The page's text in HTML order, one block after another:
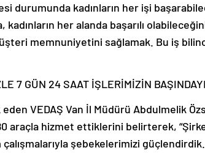
durumunda kadınların her işi
kadınların her alanda başarılı
memnuniyetini sağlamak. Bu iş
7 GÜN 24 SAAT İŞLERİMİZİN
VEDAŞ Van İl Müdürü Abdulmelik
araçla hizmet ettiklerini belirterek,
çalışmalarıyla şebekelerimizi